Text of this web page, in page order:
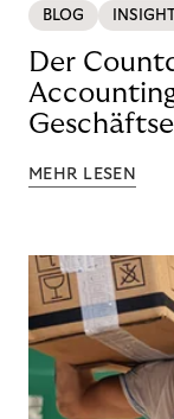
BLOG
Der
MEHR LESEN